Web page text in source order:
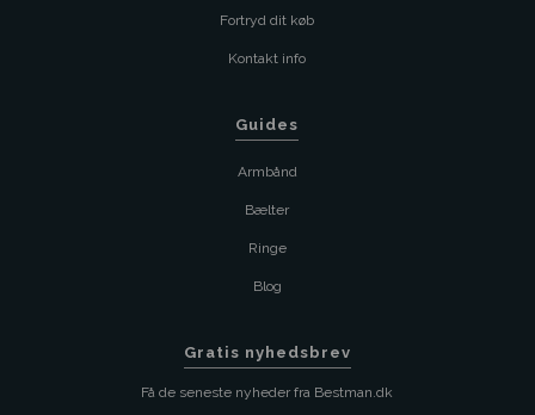
Fortryd dit køb
Kontakt info
Guides
Armbånd
Bælter
Ringe
Blog
Gratis nyhedsbrev
Få de seneste nyheder fra Bestman.dk